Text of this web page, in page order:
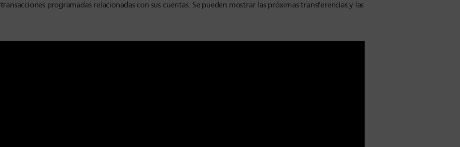
programadas relacionadas con sus cuentas. Se pueden mostrar las próximas transferencias y las